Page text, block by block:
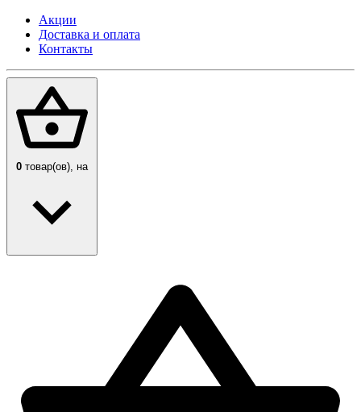
Акции
Доставка и оплата
Контакты
0 товар(ов), на